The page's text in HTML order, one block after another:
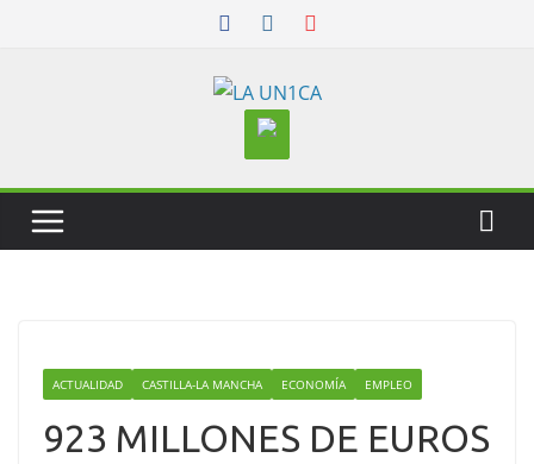
ACTUALIDAD CASTILLA-LA MANCHA ECONOMÍA EMPLEO
923 MILLONES DE EUROS